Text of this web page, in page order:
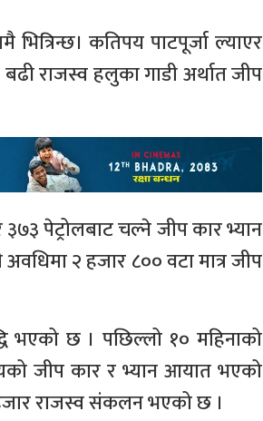
कतिपय पाटपूर्जा ल्याएर
राजस्व हलुका गाडी अर्थात जीप
पेट्रोलबाट चल्ने जीप कार भ्यान
२ हजार ८०० वटा मात्र जीप
भएको छ । पछिल्लो १० महिनाको
जीप कार र भ्यान आयात भएको
राजस्व संकलन भएको छ ।